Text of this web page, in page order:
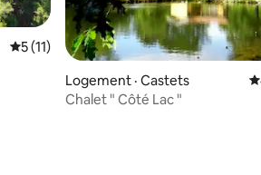
Note moyenne de 5 sur 5, 11
5 (11)
Logement · Castets
Chalet " Côté Lac "